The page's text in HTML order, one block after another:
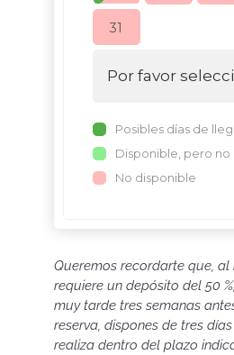
31
Por favor
Posibles días de
Disponible, pero no
No disponible
Queremos recordarte que,
requiere un depósito del 50
muy tarde tres semanas
reserva, dispones de tres
realiza dentro del plazo